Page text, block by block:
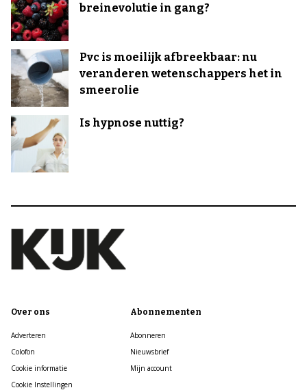
breinevolutie in gang?
Pvc is moeilijk afbreekbaar: nu
veranderen wetenschappers het in
smeerolie
Is hypnose nuttig?
Over ons
Adverteren
Colofon
Cookie informatie
Cookie Instellingen
Abonnementen
Abonneren
Nieuwsbrief
Mijn account